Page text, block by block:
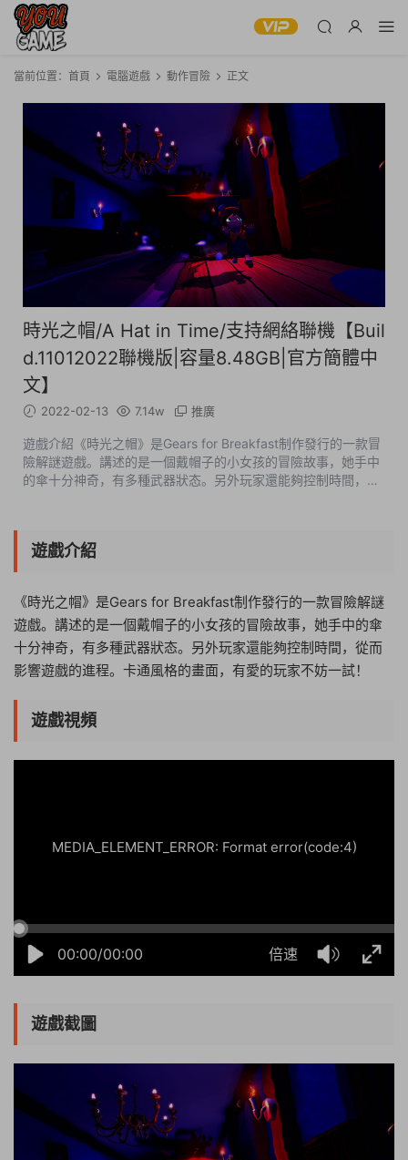
當前位置： 首頁 電腦遊戲 動作冒險 正文
時光之帽/A Hat in Time/支持網絡聯機【Buil
d.11012022聯機版|容量8.48GB|官方簡體中
文】
2022-02-13 7.14w 推廣
遊戲介紹《時光之帽》是Gears for Breakfast制作發行的一款冒
險解謎遊戲。講述的是一個戴帽子的小女孩的冒險故事，她手中
的傘十分神奇，有多種武器狀态。另外玩家還能夠控制時間，從
遊戲介紹
《時光之帽》是Gears for Breakfast制作發行的一款冒險解謎
遊戲。講述的是一個戴帽子的小女孩的冒險故事，她手中的傘
十分神奇，有多種武器狀态。另外玩家還能夠控制時間，從而
影響遊戲的進程。卡通風格的畫面，有愛的玩家不妨一試！
遊戲視頻
00:00/00:00 倍速
MEDIA_ELEMENT_ERROR: Format error(code:4)
遊戲截圖